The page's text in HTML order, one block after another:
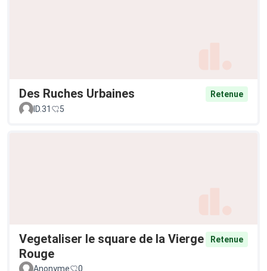
Des Ruches Urbaines
Retenue
ID.31
5
Vegetaliser le square de la Vierge
Rouge
Retenue
Anonyme 0